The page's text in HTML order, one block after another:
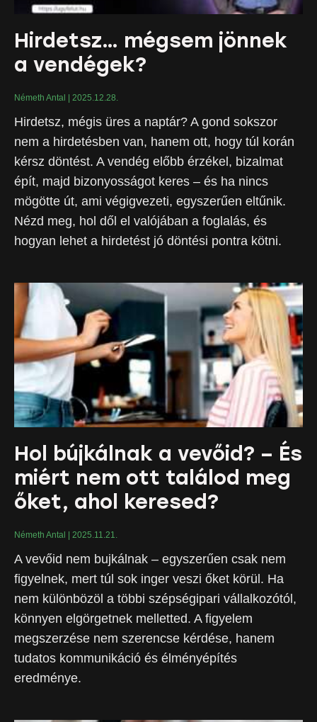
Hirdetsz… mégsem jönnek
a vendégek?
Németh Antal 2025.12.28.
Hirdetsz, mégis üres a naptár? A gond sokszor
nem a hirdetésben van, hanem ott, hogy túl korán
kérsz döntést. A vendég előbb érzékel, bizalmat
épít, majd bizonyosságot keres – és ha nincs
mögötte út, ami végigvezeti, egyszerűen eltűnik.
Nézd meg, hol dől el valójában a foglalás, és
hogyan lehet a hirdetést jó döntési pontra kötni.
Hol bújkálnak a vevőid? – És
miért nem ott találod meg
őket, ahol keresed?
Németh Antal 2025.11.21.
A vevőid nem bujkálnak – egyszerűen csak nem
figyelnek, mert túl sok inger veszi őket körül. Ha
nem különbözöl a többi szépségipari vállalkozótól,
könnyen elgörgetnek melletted. A figyelem
megszerzése nem szerencse kérdése, hanem
tudatos kommunikáció és élményépítés
eredménye.